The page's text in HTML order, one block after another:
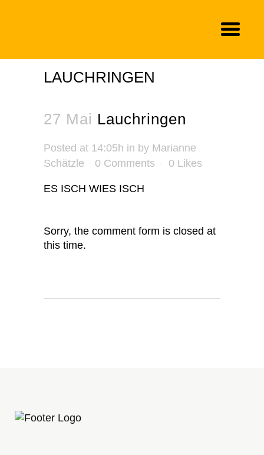
LAUCHRINGEN
27 Mai Lauchringen
Posted at 14:05h in by Marianne
Schätzle
0 Comments 0 Likes
ES ISCH WIES ISCH
Sorry, the comment form is closed at
this time.